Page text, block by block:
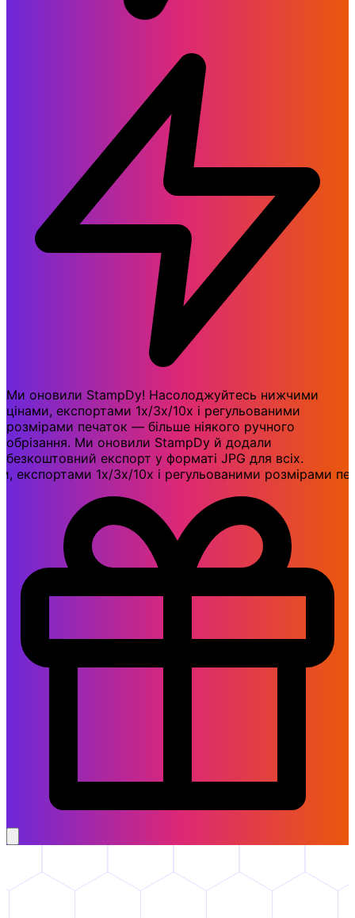
Ми оновили StampDy! Насолоджуйтесь нижчими
цінами, експортами 1x/3x/10x і регульованими
розмірами печаток — більше ніякого ручного
обрізання. Ми оновили StampDy й додали
безкоштовний експорт у форматі JPG для всіх.
1x/3x/10x і регульованими розмірами